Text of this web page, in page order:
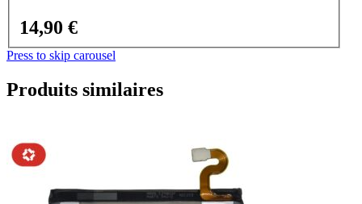
14,90 €
Press to skip carousel
Produits similaires